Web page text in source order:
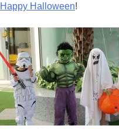
Happy Halloween!